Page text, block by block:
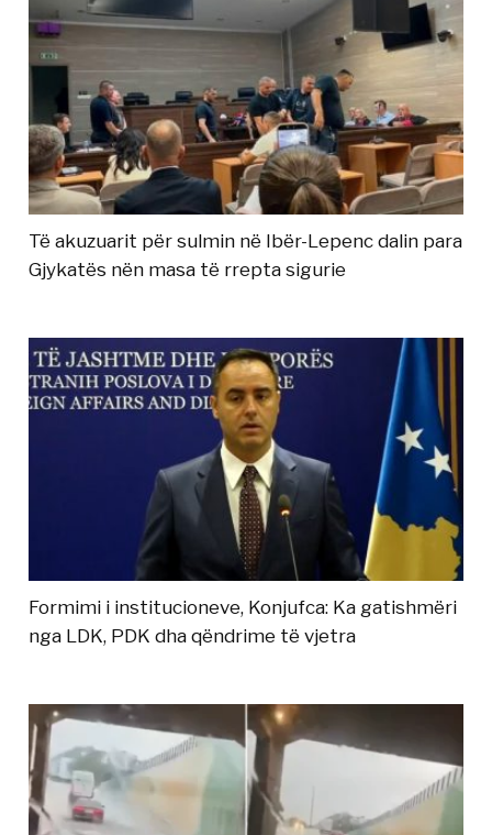
Të akuzuarit për sulmin në Ibër-Lepenc dalin para
Gjykatës nën masa të rrepta sigurie
Formimi i institucioneve, Konjufca: Ka gatishmëri
nga LDK, PDK dha qëndrime të vjetra